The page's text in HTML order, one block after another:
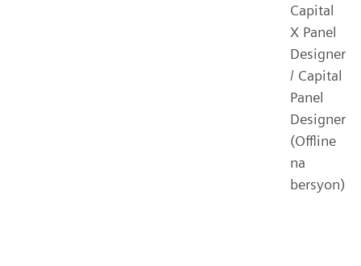
Capital
X Panel
Designer
/ Capital
Panel
Designer
(Offline
na
bersyon)